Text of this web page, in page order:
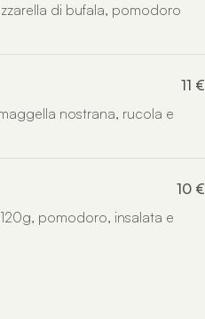
di bufala, pomodoro
nostrana, rucola e
11 €
pomodoro, insalata e
10 €